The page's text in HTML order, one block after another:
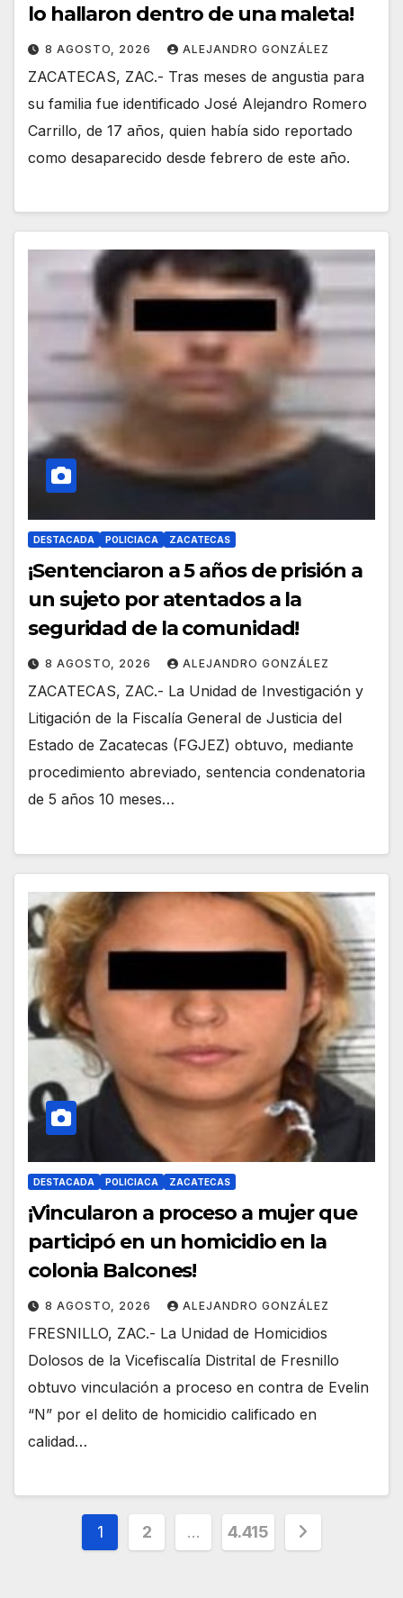
lo hallaron dentro de una maleta!
8 AGOSTO, 2026 ALEJANDRO GONZÁLEZ
ZACATECAS, ZAC.- Tras meses de angustia para
su familia fue identificado José Alejandro Romero
Carrillo, de 17 años, quien había sido reportado
como desaparecido desde febrero de este año.
DESTACADA POLICIACA ZACATECAS
¡Sentenciaron a 5 años de prisión a
un sujeto por atentados a la
seguridad de la comunidad!
8 AGOSTO, 2026 ALEJANDRO GONZÁLEZ
ZACATECAS, ZAC.- La Unidad de Investigación y
Litigación de la Fiscalía General de Justicia del
Estado de Zacatecas (FGJEZ) obtuvo, mediante
procedimiento abreviado, sentencia condenatoria
de 5 años 10 meses…
DESTACADA POLICIACA ZACATECAS
¡Vincularon a proceso a mujer que
participó en un homicidio en la
colonia Balcones!
8 AGOSTO, 2026 ALEJANDRO GONZÁLEZ
FRESNILLO, ZAC.- La Unidad de Homicidios
Dolosos de la Vicefiscalía Distrital de Fresnillo
obtuvo vinculación a proceso en contra de Evelin
“N” por el delito de homicidio calificado en
calidad…
Paginación
1 2 … 4.415